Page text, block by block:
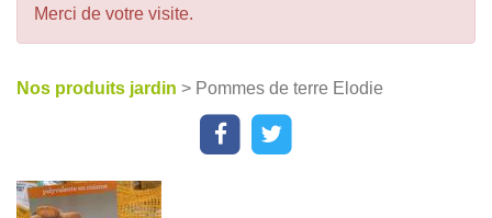
Merci de votre visite.
Nos produits jardin > Pommes de terre Elodie